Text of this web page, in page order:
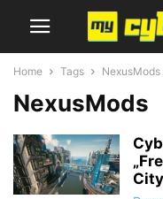
Home Tags NexusMods
NexusMods